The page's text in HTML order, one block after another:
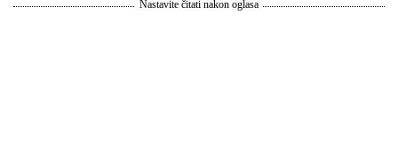
Nastavite čitati nakon oglasa